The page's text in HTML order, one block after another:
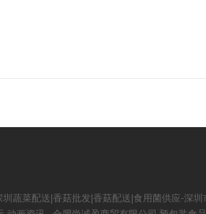
圳蔬菜配送|香菇批发|香菇配送|食用菌供应-深圳